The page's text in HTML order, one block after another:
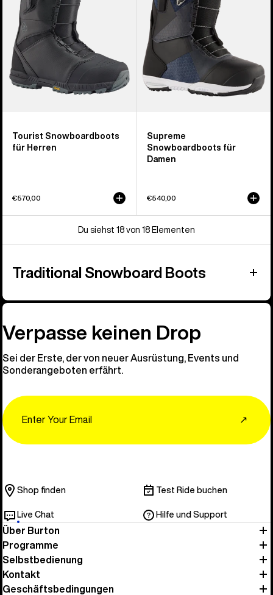
Tourist Snowboardboots
für Herren
€570,00
Supreme
Snowboardboots für
Damen
€540,00
Du siehst 18 von 18 Elementen
Traditional Snowboard Boots
Verpasse keinen Drop
Sei der Erste, der von neuer Ausrüstung, Events und
Sonderangeboten erfährt.
↗
Shop finden Test Ride buchen
Live Chat Hilfe und Support
Über Burton
Programme
Selbstbedienung
Kontakt
Geschäftsbedingungen